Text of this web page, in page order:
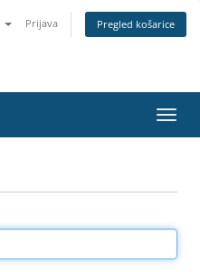
Prijava Pregled košarice